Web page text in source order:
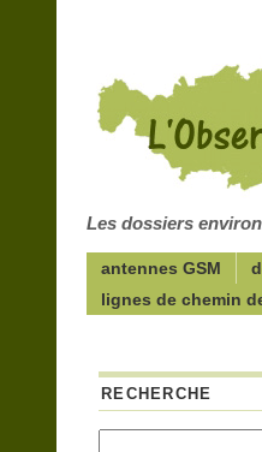
Les dossiers
antennes GSM
lignes de chemin
RECHERCHE